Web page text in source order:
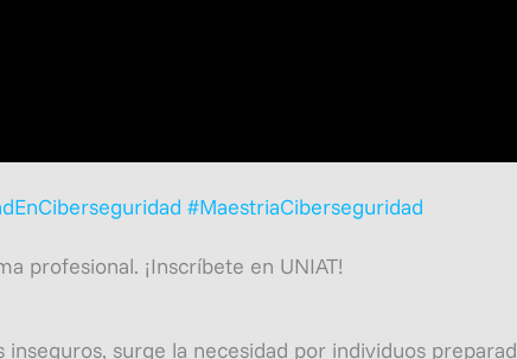
#MaestriaCiberseguridad
profesional. ¡Inscríbete en UNIAT!
surge la necesidad por individuos